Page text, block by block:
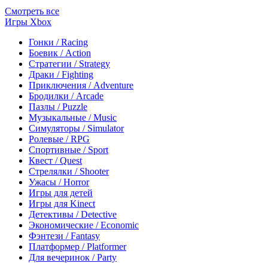
Смотреть все
Игры Xbox
Гонки / Racing
Боевик / Action
Стратегии / Strategy
Драки / Fighting
Приключения / Adventure
Бродилки / Arcade
Пазлы / Puzzle
Музыкальные / Music
Симуляторы / Simulator
Ролевые / RPG
Спортивные / Sport
Квест / Quest
Стрелялки / Shooter
Ужасы / Horror
Игры для детей
Игры для Kinect
Детективы / Detective
Экономические / Economic
Фэнтези / Fantasy
Платформер / Platformer
Для вечеринок / Party